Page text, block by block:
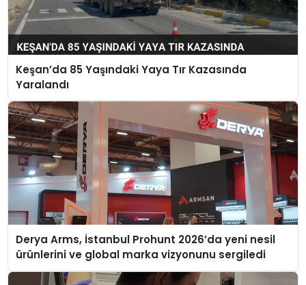
Keşan’da 85 Yaşındaki Yaya Tır Kazasında
Yaralandı
Derya Arms, İstanbul Prohunt 2026’da yeni nesil
ürünlerini ve global marka vizyonunu sergiledi